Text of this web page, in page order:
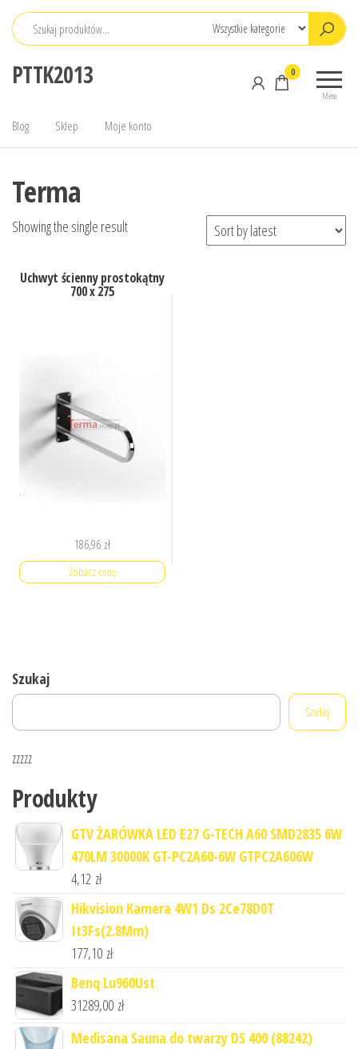
Przejdź
PTTK2013
Menu
0
Blog Sklep Moje konto
Terma
Showing the single result
Uchwyt ścienny prostokątny
700 x 275
186,96 zł
Zobacz cenę
Szukaj
Szukaj
zzzzz
Produkty
GTV ŻARÓWKA LED E27 G-TECH A60 SMD2835 6W
470LM 30000K GT-PC2A60-6W GTPC2A606W
4,12 zł
Hikvision Kamera 4W1 Ds 2Ce78D0T
It3Fs(2.8Mm)
177,10 zł
Benq Lu960Ust
31289,00 zł
Medisana Sauna do twarzy DS 400 (88242)